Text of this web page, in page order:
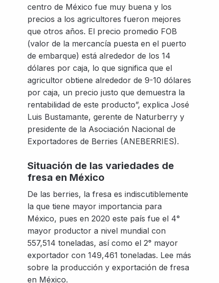
centro de México fue muy buena y los
precios a los agricultores fueron mejores
que otros años. El precio promedio FOB
(valor de la mercancía puesta en el puerto
de embarque) está alrededor de los 14
dólares por caja, lo que significa que el
agricultor obtiene alrededor de 9-10 dólares
por caja, un precio justo que demuestra la
rentabilidad de este producto”, explica José
Luis Bustamante, gerente de Naturberry y
presidente de la Asociación Nacional de
Exportadores de Berries (ANEBERRIES).
Situación de las variedades de
fresa en México
De las berries, la fresa es indiscutiblemente
la que tiene mayor importancia para
México, pues en 2020 este país fue el 4°
mayor productor a nivel mundial con
557,514 toneladas, así como el 2° mayor
exportador con 149,461 toneladas. Lee más
sobre la producción y exportación de fresa
en México.